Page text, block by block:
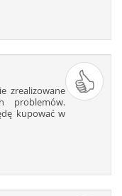
zrealizowane
problemów.
kupować w